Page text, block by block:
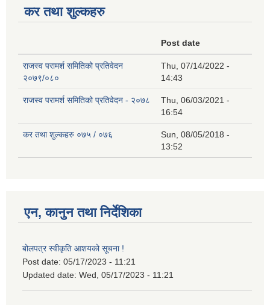
कर तथा शुल्कहरु
Post date
राजस्व परामर्श समितिको प्रतिवेदन
२०७९/०८०
Thu, 07/14/2022 -
14:43
राजस्व परामर्श समितिको प्रतिवेदन - २०७८
Thu, 06/03/2021 -
16:54
कर तथा शुल्कहरु ०७५ / ०७६
Sun, 08/05/2018 -
13:52
एन, कानुन तथा निर्देशिका
बोलपत्र स्वीकृति आशयको सूचना !
Post date: 05/17/2023 - 11:21
Updated date: Wed, 05/17/2023 - 11:21